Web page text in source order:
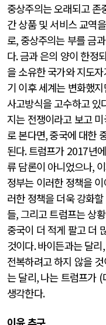
중상주의는 오래되고 존
간 상품 및 서비스 교역
로, 중상주의는 부를 금
다.금과 은의 양이 한정
을 소유한 국가와 지도
기 이후 세계는 변화했
사고방식을 고수하고 있
지는 전쟁이라고 보고
로 본다면,중국에 대한
된다.트럼프가 2017년
류 담론이 아니었으나,
정부는 이러한 정책을
러한 정책을 더욱 강화
들,그리고 트럼프는 상
중국이 더 적게 팔고 더
것이다.바이든과는 달리
전복하려고 하지 않을
는 달리,나는 트럼프가 (
생각한다.